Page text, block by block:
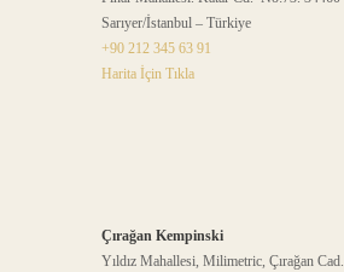
Sarıyer/İstanbul – Türkiye
+90 212 345 63 91
Harita İçin Tıkla
Çırağan Kempinski
Yıldız Mahallesi, Milimetric, Çırağan Cad.